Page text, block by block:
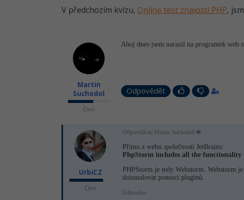
V předchozím kvízu, Online test znalostí PHP,
Martin
Suchodol
Člen
Ahoj dnes jsem narazil na programek
Odpovědět
UrbiCZ
Člen
Odpovídá na Martin Suchodol
Přímo z webu společnosti JetBrains:
PhpStorm includes all the functionality
PHPStorm je tedy Webstorm. Webstorm
doinstalovat pomocí pluginů.
Editováno